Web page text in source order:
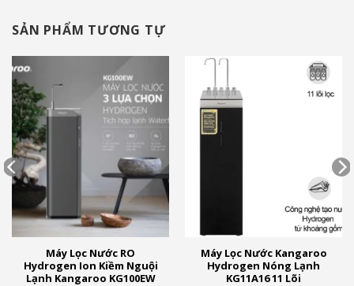
SẢN PHẨM TƯƠNG TỰ
Máy Lọc Nước RO
Hydrogen Ion Kiềm Nguội
Lạnh Kangaroo KG100EW
Máy Lọc Nước Kangaroo
Hydrogen Nóng Lạnh
KG11A16 11 Lõi